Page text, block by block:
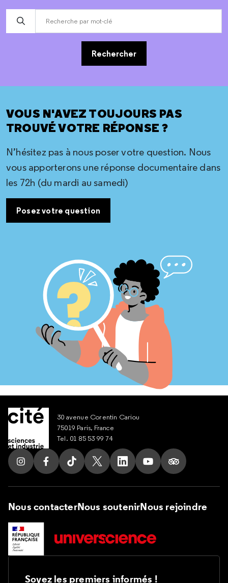
Rechercher
VOUS N'AVEZ TOUJOURS PAS
TROUVÉ VOTRE RÉPONSE ?
N’hésitez pas à nous poser votre question. Nous
vous apporterons une réponse documentaire dans
les 72h (du mardi au samedi)
Posez votre question
30 avenue Corentin Cariou
75019 Paris, France
Tel. 01 85 53 99 74
Suivez nous sur Instagram
Suivez nous sur Facebook
Suivez nous sur Tik Tok
Suivez nous sur X
Suivez nous sur LinkedIn
Suivez nous sur
Suivez nous
Nous contacterNous soutenirNous rejoindre
Soyez les premiers informés !